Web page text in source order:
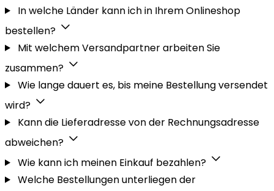
In welche Länder kann ich in Ihrem Onlineshop
bestellen?
Mit welchem Versandpartner arbeiten Sie
zusammen?
Wie lange dauert es, bis meine Bestellung versendet
wird?
Kann die Lieferadresse von der Rechnungsadresse
abweichen?
Wie kann ich meinen Einkauf bezahlen?
Welche Bestellungen unterliegen der